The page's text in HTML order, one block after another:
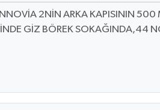
2NİN ARKA KAPISININ 500
GİZ BÖREK SOKAĞINDA,44